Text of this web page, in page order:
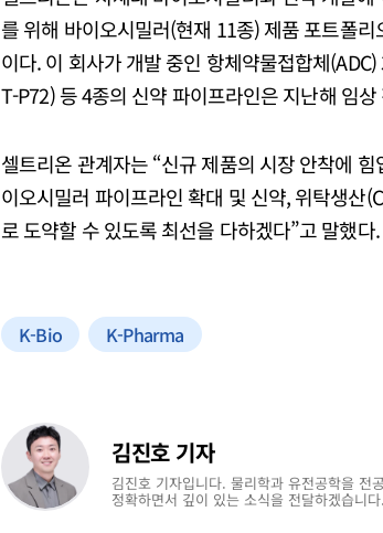
를 위해 바이오시밀러(현재 11종) 제품 포트폴
이다. 이 회사가 개발 중인 항체약물접합체
T-P72) 등 4종의 신약 파이프라인은 지난해 임
셀트리온 관계자는 “신규 제품의 시장 안착에
이오시밀러 파이프라인 확대 및 신약, 위탁생산
로 도약할 수 있도록 최선을 다하겠다”고 말했다.
K-Bio K-Pharma
김진호 기자
김진호 기자입니다. 물리학과 유전공학을 전
정확하면서 깊이 있는 소식을 전달하겠습니다.